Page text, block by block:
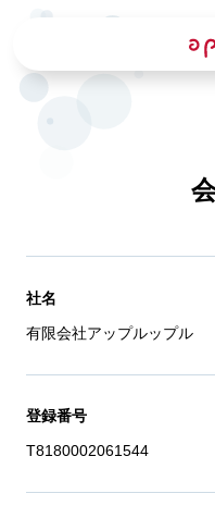
社名
有限会社アップルップル
登録番号
T8180002061544